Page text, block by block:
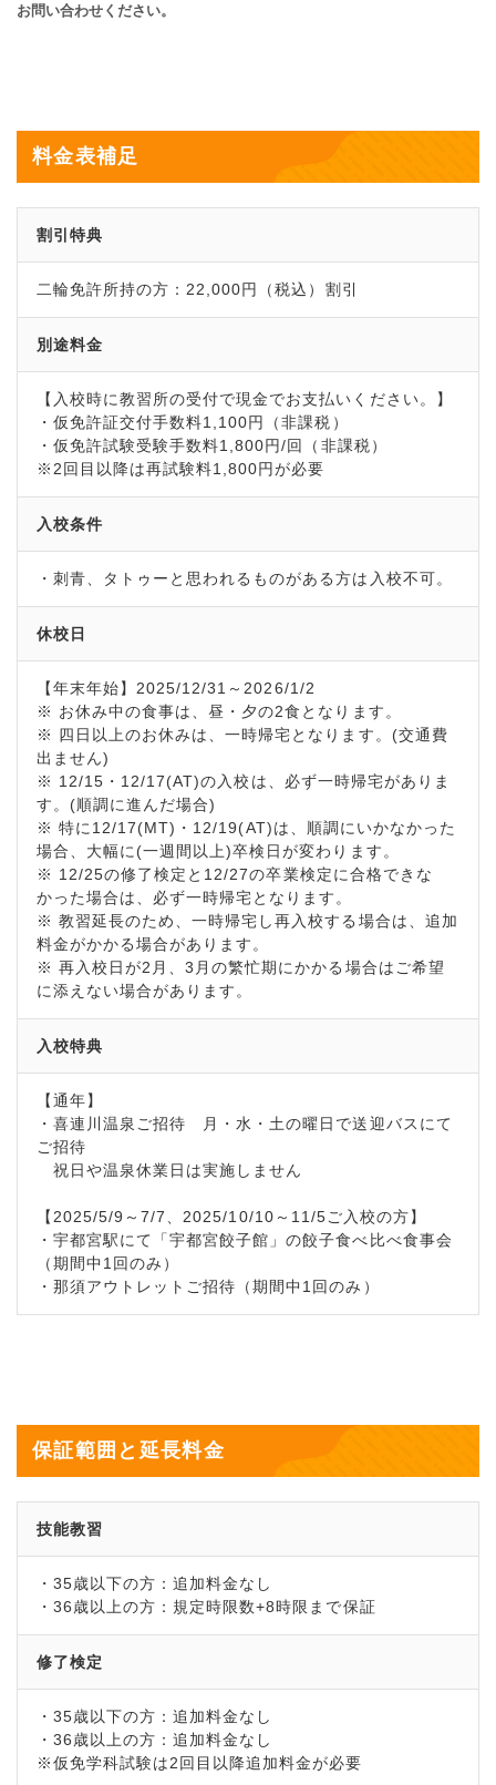
お問い合わせください。
料金表補足
割引特典
二輪免許所持の方：22,000円（税込）割引
別途料金
【入校時に教習所の受付で現金でお支払いください。】
・仮免許証交付手数料1,100円（非課税）
・仮免許試験受験手数料1,800円/回（非課税）
※2回目以降は再試験料1,800円が必要
入校条件
・刺青、タトゥーと思われるものがある方は入校不可。
休校日
【年末年始】2025/12/31～2026/1/2
※ お休み中の食事は、昼・夕の2食となります。
※ 四日以上のお休みは、一時帰宅となります。(交通費
出ません)
※ 12/15・12/17(AT)の入校は、必ず一時帰宅がありま
す。(順調に進んだ場合)
※ 特に12/17(MT)・12/19(AT)は、順調にいかなかった
場合、大幅に(一週間以上)卒検日が変わります。
※ 12/25の修了検定と12/27の卒業検定に合格できな
かった場合は、必ず一時帰宅となります。
※ 教習延長のため、一時帰宅し再入校する場合は、追加
料金がかかる場合があります。
※ 再入校日が2月、3月の繁忙期にかかる場合はご希望
に添えない場合があります。
入校特典
【通年】
・喜連川温泉ご招待 月・水・土の曜日で送迎バスにて
ご招待
祝日や温泉休業日は実施しません
【2025/5/9～7/7、2025/10/10～11/5ご入校の方】
・宇都宮駅にて「宇都宮餃子館」の餃子食べ比べ食事会
（期間中1回のみ）
・那須アウトレットご招待（期間中1回のみ）
保証範囲と延長料金
技能教習
・35歳以下の方：追加料金なし
・36歳以上の方：規定時限数+8時限まで保証
修了検定
・35歳以下の方：追加料金なし
・36歳以上の方：追加料金なし
※仮免学科試験は2回目以降追加料金が必要